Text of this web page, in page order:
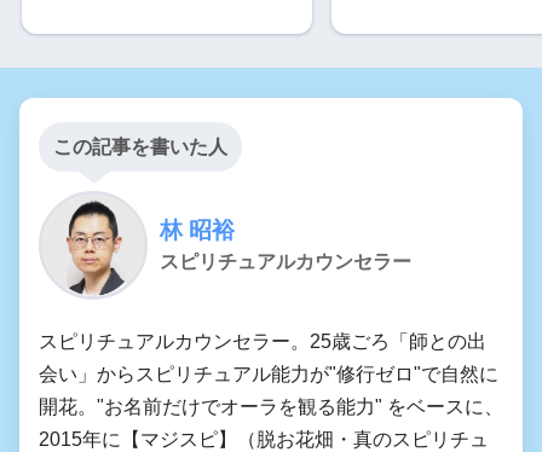
この記事を書いた人
林 昭裕
スピリチュアルカウンセラー
スピリチュアルカウンセラー。25歳ごろ「師との出
会い」からスピリチュアル能力が"修行ゼロ"で自然に
開花。"お名前だけでオーラを観る能力" をベースに、
2015年に【マジスピ】（脱お花畑・真のスピリチュ